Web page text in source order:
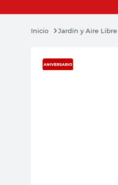
Jardín y Aire Libre